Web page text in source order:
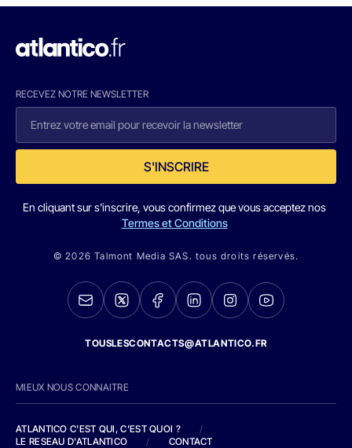
RECEVEZ NOTRE NEWSLETTER
S'INSCRIRE
En cliquant sur s'inscrire, vous confirmez que vous acceptez nos
Termes et Conditions
© 2026 Talmont Media SAS. tous droits réservés.
TOUSLESCONTACTS@ATLANTICO.FR
MIEUX NOUS CONNAITRE
ATLANTICO C'EST QUI, C'EST QUOI ?
/
LE RESEAU D'ATLANTICO
/ CONTACT